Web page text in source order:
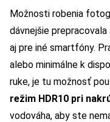
Možnosti robenia
dávnejšie
aj pre iné smartfóny.
alebo minimálne k
ruke, je tu možnosť
režim HDR10 pri
vodováha, aby ste